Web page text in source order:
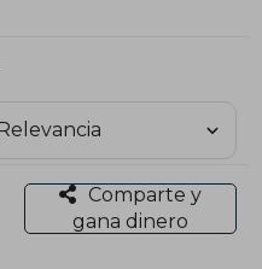
Comparte y
gana dinero